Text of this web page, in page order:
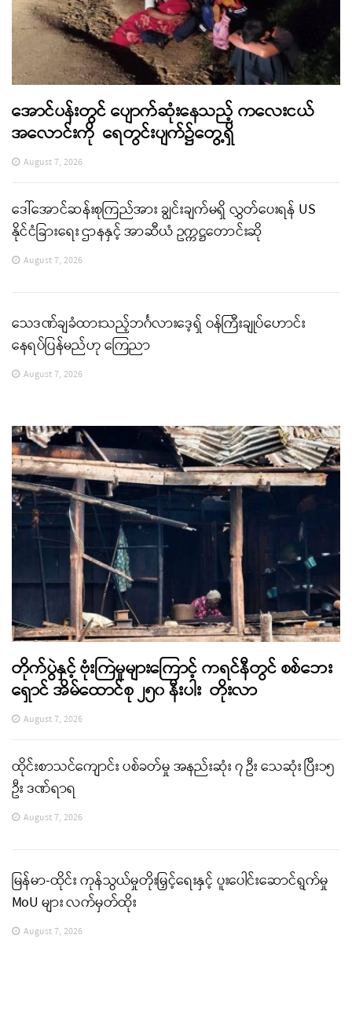
အောင်ပန်းတွင် ပျောက်ဆုံးနေသည့် ကလေးငယ်
အလောင်းကို ရေတွင်းပျက်၌တွေ့ရှိ
August 7, 2026
ဒေါ်အောင်ဆန်းစုကြည်အား ချွင်းချက်မရှိ လွှတ်ပေးရန် US
နိုင်ငံခြားရေး ဌာနနှင့် အာဆီယံ ဥက္ကဋ္ဌတောင်းဆို
August 7, 2026
သေဒဏ်ချခံထားသည့်ဘင်္ဂလားဒေ့ရှ် ဝန်ကြီးချုပ်ဟောင်း
နေရပ်ပြန်မည်ဟု ကြေညာ
August 7, 2026
တိုက်ပွဲနှင့် ဗုံးကြဲမှုများကြောင့် ကရင်နီတွင် စစ်ဘေး
ရှောင် အိမ်ထောင်စု ၂၅၀ နီးပါး တိုးလာ
August 7, 2026
ထိုင်းစာသင်ကျောင်း ပစ်ခတ်မှု အနည်းဆုံး ၇ ဦး သေဆုံး ပြီး၁၅
ဦး ဒဏ်ရာရ
August 7, 2026
မြန်မာ-ထိုင်း ကုန်သွယ်မှုတိုးမြှင့်ရေးနှင့် ပူးပေါင်းဆောင်ရွက်မှု
MoU များ လက်မှတ်ထိုး
August 7, 2026